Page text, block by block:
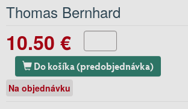
Thomas Bernhard
10.50 €
Do košíka (predobjednávka)
Na objednávku